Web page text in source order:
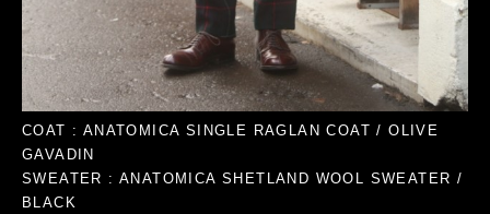
COAT : ANATOMICA SINGLE RAGLAN COAT / OLIVE
GAVADIN
SWEATER : ANATOMICA SHETLAND WOOL SWEATER /
BLACK